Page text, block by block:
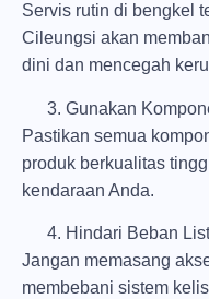
Servis rutin di bengkel
Cileungsi akan
dini dan mencegah
Gunakan
Pastikan semua
produk berkualitas
kendaraan Anda.
Hindari Beban
Jangan memasang
membebani sistem